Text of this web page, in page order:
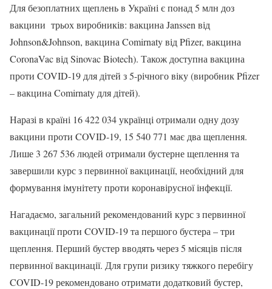
Для безоплатних щеплень в Україні є понад 5 млн доз
вакцини трьох виробників: вакцина Janssen від
Johnson&Johnson, вакцина Comirnaty від Pfizer, вакцина
CoronaVac від Sinovac Biotech). Також доступна вакцина
проти COVID-19 для дітей з 5-річного віку (виробник Pfizer
– вакцина Comirnaty для дітей).
Наразі в країні 16 422 034 українці отримали одну дозу
вакцини проти COVID-19, 15 540 771 має два щеплення.
Лише 3 267 536 людей отримали бустерне щеплення та
завершили курс з первинної вакцинації, необхідний для
формування імунітету проти коронавірусної інфекції.
Нагадаємо, загальний рекомендований курс з первинної
вакцинації проти COVID-19 та першого бустера – три
щеплення. Перший бустер вводять через 5 місяців після
первинної вакцинації. Для групи ризику тяжкого перебігу
COVID-19 рекомендовано отримати додатковий бустер,